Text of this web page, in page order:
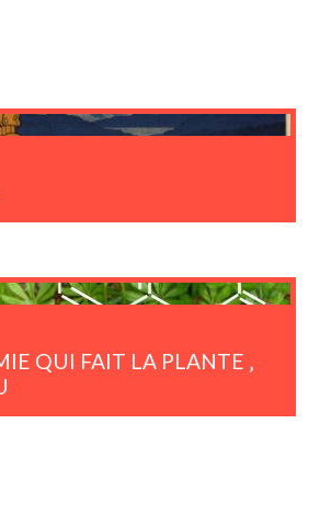
QUI FAIT LA PLANTE ‚